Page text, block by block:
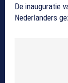
De inauguratie van Joe Biden is
Nederlanders